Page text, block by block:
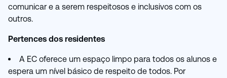
comunicar e a serem respeitosos e inclusivos com os
outros.
Pertences dos residentes
A EC oferece um espaço limpo para todos os alunos e
espera um nível básico de respeito de todos. Por